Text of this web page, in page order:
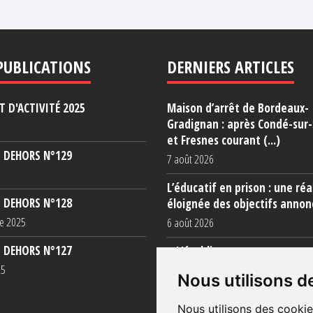
Nous utilisons
Nous utilisons des
D'ACTIVITÉ 2025
N°129
N°128
2025
N°127
DERNIERS ARTICLES
Maison d’arrêt de Bordeaux-
Gradignan : après Condé-
et Fresnes courant (...)
7 août 2026
L’éducatif en prison : une
éloignée des objectifs
6 août 2026
« L’établissement est une
5 août 2026